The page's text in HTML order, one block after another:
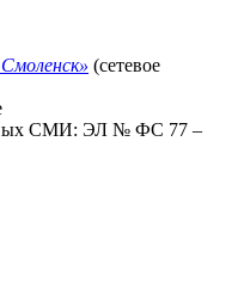
(сетевое
СМИ: ЭЛ № ФС 77 –